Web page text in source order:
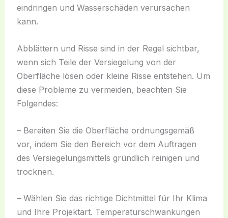
eindringen und Wasserschäden verursachen
kann.
Abblättern und Risse sind in der Regel sichtbar,
wenn sich Teile der Versiegelung von der
Oberfläche lösen oder kleine Risse entstehen. Um
diese Probleme zu vermeiden, beachten Sie
Folgendes:
– Bereiten Sie die Oberfläche ordnungsgemäß
vor, indem Sie den Bereich vor dem Auftragen
des Versiegelungsmittels gründlich reinigen und
trocknen.
– Wählen Sie das richtige Dichtmittel für Ihr Klima
und Ihre Projektart. Temperaturschwankungen